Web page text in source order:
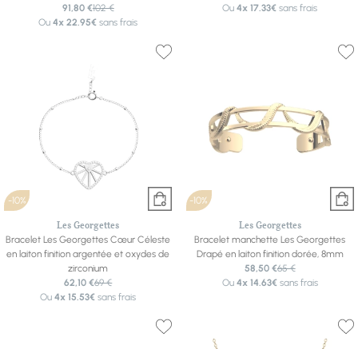
91,80 €102 €
Ou4x 22.95€ sans frais
Ou4x 17.33€ sans frais
-10%
Les Georgettes
Bracelet Les Georgettes Cœur Céleste
en laiton finition argentée et oxydes de
zirconium
62,10 €69 €
Ou4x 15.53€ sans frais
-10%
Les Georgettes
Bracelet manchette Les Georgettes
Drapé en laiton finition dorée, 8mm
58,50 €65 €
Ou 4x 14.63€sans frais